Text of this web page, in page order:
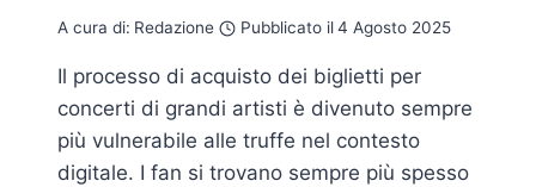
A cura di: Redazione Pubblicato il4 Agosto 2025
Il processo di acquisto dei biglietti per
concerti di grandi artisti è divenuto sempre
più vulnerabile alle truffe nel contesto
digitale. I fan si trovano sempre più spesso